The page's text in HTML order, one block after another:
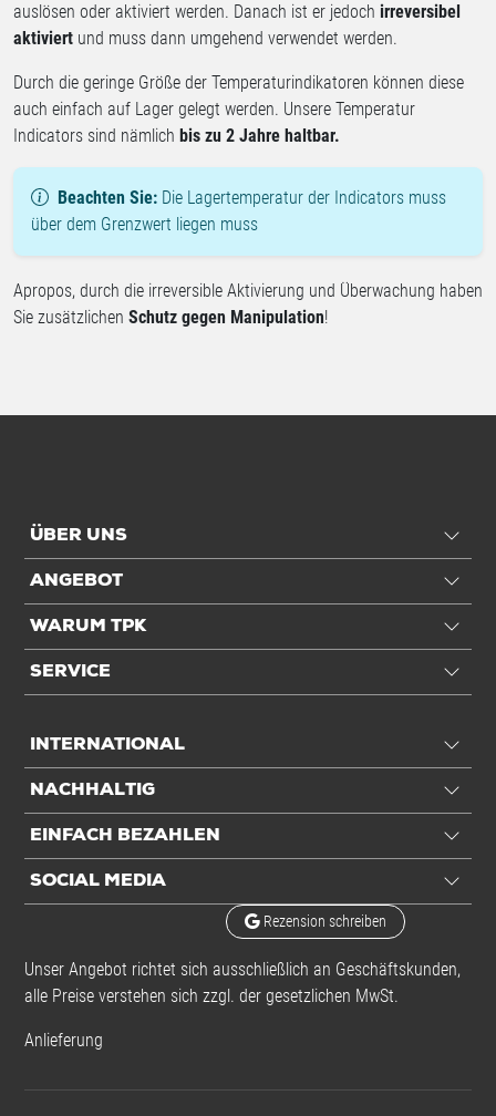
auslösen oder aktiviert werden. Danach ist er jedoch irreversibel
aktiviert und muss dann umgehend verwendet werden.
Durch die geringe Größe der Temperaturindikatoren können diese
auch einfach auf Lager gelegt werden. Unsere Temperatur
Indicators sind nämlich bis zu 2 Jahre haltbar.
Beachten Sie: Die Lagertemperatur der Indicators muss
über dem Grenzwert liegen muss
Apropos, durch die irreversible Aktivierung und Überwachung haben
Sie zusätzlichen Schutz gegen Manipulation!
ÜBER UNS
ANGEBOT
WARUM TPK
SERVICE
INTERNATIONAL
NACHHALTIG
EINFACH BEZAHLEN
SOCIAL MEDIA
Rezension schreiben
Unser Angebot richtet sich ausschließlich an Geschäftskunden,
alle Preise verstehen sich zzgl. der gesetzlichen MwSt.
Anlieferung